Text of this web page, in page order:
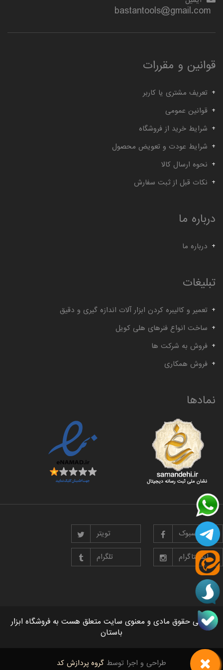
bastantools@gmail.com
قوانین و مقررات
تعریف مشتری یا کاربر
قوانین عمومی
شرایط خرید از فروشگاه
شرایط عودت و تعویض محصول
نحوه ارسال کالا
نکات قبل از ثبت سفارش
درباره ما
درباره ما
تبلیغات
تعمیر و کالیبره کردن ابزار آلات اندازه گیری و دقیق
ساخت انواع فنرهای هلی کویل
فروش به شرکت ها
فروش همکاری
نمادها
فیسبوک تویتر
اینستاگرام تلگرام
تمامی حقوق مادی و معنوی سایت متعلق هست به فروشگاه ابزار
باستان
طراحی و اجرا توسط گروه پردازش کد